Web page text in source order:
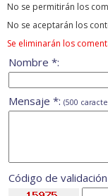
No se permitirán los
No se aceptarán los
Se eliminarán los
Nombre *:
Mensaje *: (500
Código de